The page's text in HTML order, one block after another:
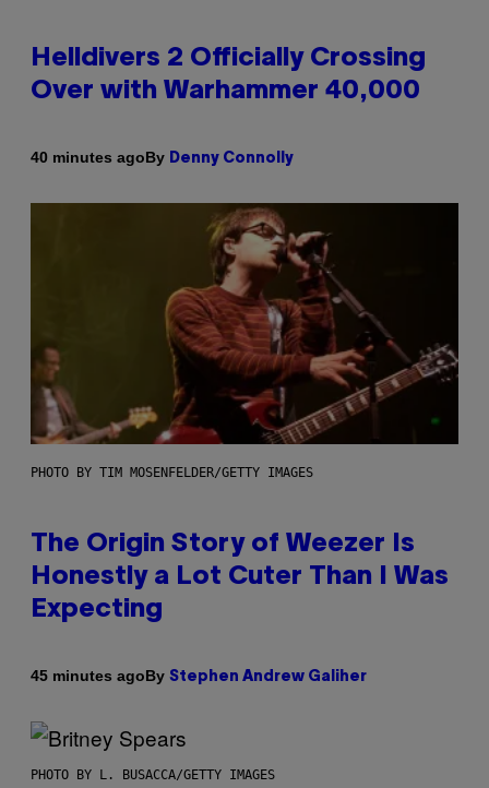
Helldivers 2 Officially Crossing
Over with Warhammer 40,000
40 minutes agoBy Denny Connolly
PHOTO BY TIM MOSENFELDER/GETTY IMAGES
The Origin Story of Weezer Is
Honestly a Lot Cuter Than I Was
Expecting
45 minutes agoBy Stephen Andrew Galiher
PHOTO BY L. BUSACCA/GETTY IMAGES